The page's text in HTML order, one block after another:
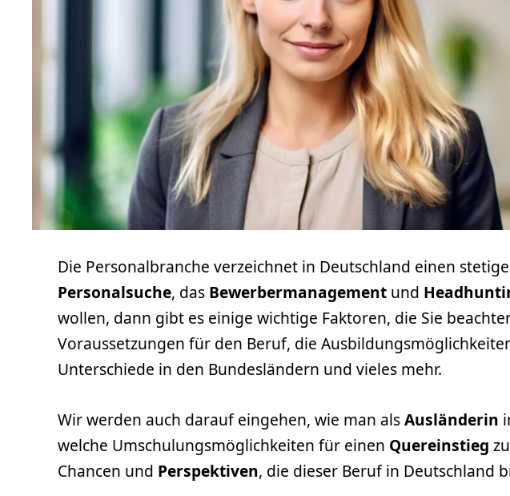
Die Personalbranche verzeichnet in Deutschland einen
Personalsuche, das Bewerbermanagement und
wollen, dann gibt es einige wichtige Faktoren, die Sie
Voraussetzungen für den Beruf, die
Unterschiede in den Bundesländern und vieles mehr.
Wir werden auch darauf eingehen, wie man alsAusländerin
welche Umschulungsmöglichkeiten für einen Quereinstieg
Chancen und Perspektiven, die dieser Beruf in Deutschland